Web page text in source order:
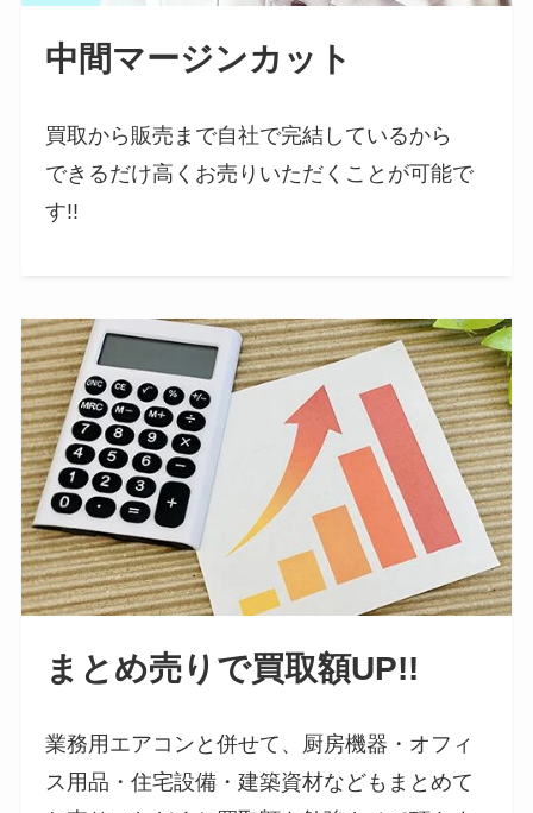
中間マージンカット
買取から販売まで自社で完結しているから
できるだけ高くお売りいただくことが可能で
す!!
まとめ売りで買取額UP!!
業務用エアコンと併せて、厨房機器・オフィ
ス用品・住宅設備・建築資材などもまとめて